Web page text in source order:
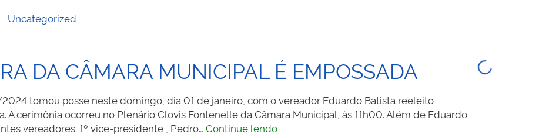
FORMA
EXTRAORDINÁRIA
VOTAR
PROJETOS
Uncategorized
DA CÂMARA MUNICIPAL É EMPOSSADA
tomou posse neste domingo, dia 01 de janeiro, com o vereador Eduardo Batista reeleito
A cerimônia ocorreu no Plenário Clovis Fontenelle da Câmara Municipal, às 11h00. Além de Eduardo
vereadores: 1º vice-presidente , Pedro… Continue lendoNOVA